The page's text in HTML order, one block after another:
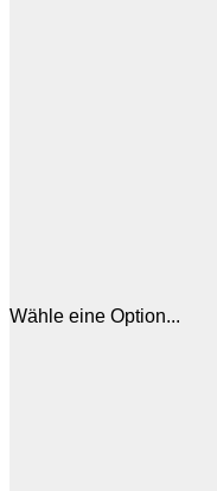
Wähle eine Option...